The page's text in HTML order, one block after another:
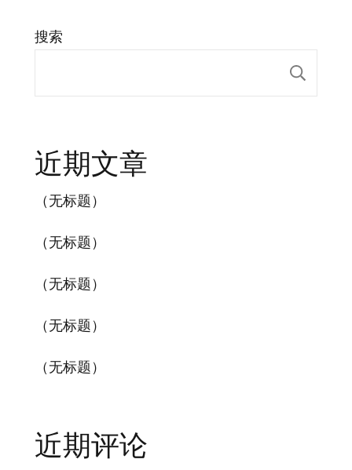
搜索
近期文章
（无标题）
（无标题）
（无标题）
（无标题）
（无标题）
近期评论